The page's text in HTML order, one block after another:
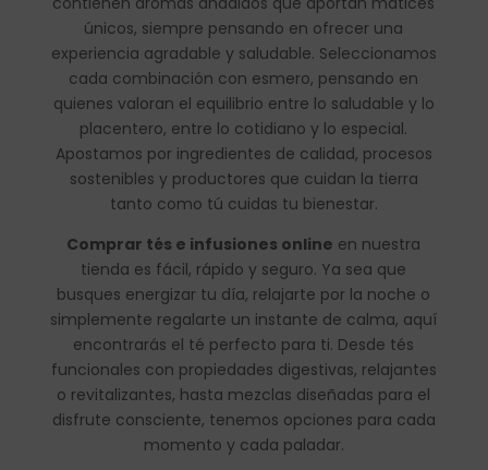
únicos, siempre pensando en ofrecer una
experiencia agradable y saludable. Seleccionamos
cada combinación con esmero, pensando en
quienes valoran el equilibrio entre lo saludable y lo
placentero, entre lo cotidiano y lo especial.
Apostamos por ingredientes de calidad, procesos
sostenibles y productores que cuidan la tierra
tanto como tú cuidas tu bienestar.
Comprar tés e infusiones online en nuestra
tienda es fácil, rápido y seguro. Ya sea que
busques energizar tu día, relajarte por la noche o
simplemente regalarte un instante de calma, aquí
encontrarás el té perfecto para ti. Desde tés
funcionales con propiedades digestivas, relajantes
o revitalizantes, hasta mezclas diseñadas para el
disfrute consciente, tenemos opciones para cada
momento y cada paladar.